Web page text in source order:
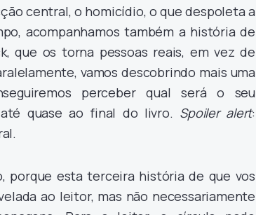
central, o homicídio, o que despoleta a
acompanhamos também a história de
que os torna pessoas reais, em vez de
vamos descobrindo mais uma
perceber qual será o seu
quase ao final do livro. Spoiler alert:
porque esta terceira história de que vos
ao leitor, mas não necessariamente